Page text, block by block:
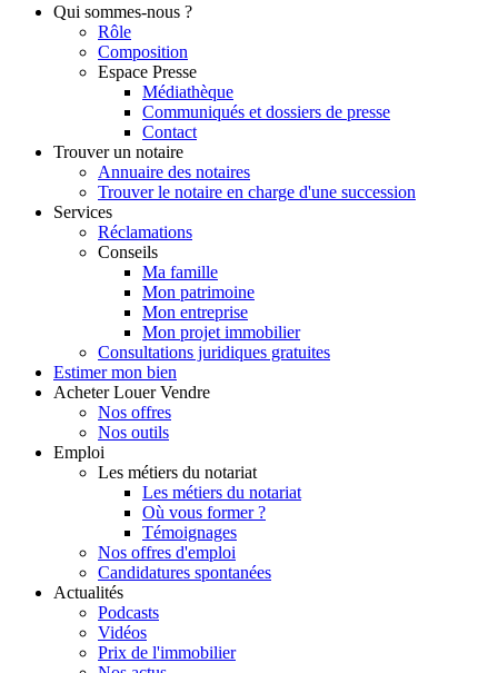
Qui sommes-nous ?
Rôle
Composition
Espace Presse
Médiathèque
Communiqués et dossiers de presse
Contact
Trouver un notaire
Annuaire des notaires
Trouver le notaire en charge d'une succession
Services
Réclamations
Conseils
Ma famille
Mon patrimoine
Mon entreprise
Mon projet immobilier
Consultations juridiques gratuites
Estimer mon bien
Acheter Louer Vendre
Nos offres
Nos outils
Emploi
Les métiers du notariat
Les métiers du notariat
Où vous former ?
Témoignages
Nos offres d'emploi
Candidatures spontanées
Actualités
Podcasts
Vidéos
Prix de l'immobilier